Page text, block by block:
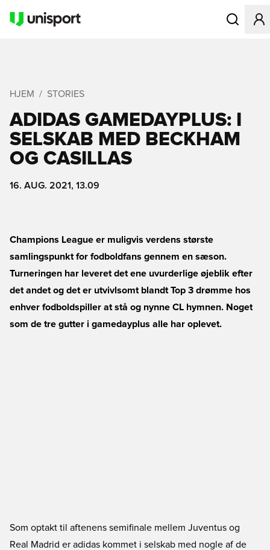
Åbner en
HJEM STORIES
ADIDAS GAMEDAYPLUS: I
SELSKAB MED BECKHAM
OG CASILLAS
16. AUG. 2021, 13.09
Champions League er muligvis verdens største
samlingspunkt for fodboldfans gennem en sæson.
Turneringen har leveret det ene uvurderlige øjeblik efter
det andet og det er utvivlsomt blandt Top 3 drømme hos
enhver fodboldspiller at stå og nynne CL hymnen. Noget
som de tre gutter i gamedayplus alle har oplevet.
Som optakt til aftenens semifinale mellem Juventus og
Real Madrid er adidas kommet i selskab med nogle af de